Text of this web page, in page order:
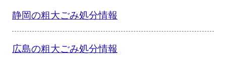
静岡の粗大ごみ処分情報
広島の粗大ごみ処分情報